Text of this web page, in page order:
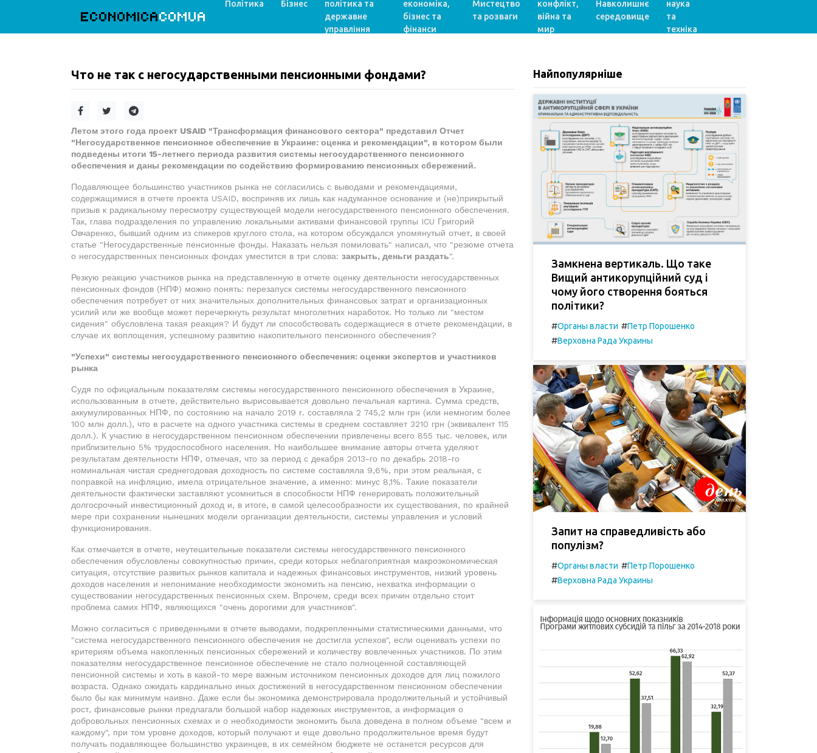
ECONOMICACOMUA
Політика Бізнес
політика та
державне
управління
економіка,
бізнес та
фінанси
Мистецтво
та розваги
конфлікт,
війна та
мир
Навколишнє
середовище
наука
та
техніка
Что не так с негосударственными пенсионными фондами?
Летом этого года проект USAID "Трансформация финансового сектора" представил Отчет
"Негосударственное пенсионное обеспечение в Украине: оценка и рекомендации", в котором были
подведены итоги 15-летнего периода развития системы негосударственного пенсионного
обеспечения и даны рекомендации по содействию формированию пенсионных сбережений.
Подавляющее большинство участников рынка не согласились с выводами и рекомендациями,
содержащимися в отчете проекта USAID, восприняв их лишь как надуманное основание и (не)прикрытый
призыв к радикальному пересмотру существующей модели негосударственного пенсионного обеспечения.
Так, глава подразделения по управлению локальными активами финансовой группы ICU Григорий
Овчаренко, бывший одним из спикеров круглого стола, на котором обсуждался упомянутый отчет, в своей
статье "Негосударственные пенсионные фонды. Наказать нельзя помиловать" написал, что "резюме отчета
о негосударственных пенсионных фондах уместится в три слова: закрыть, деньги раздать".
Резкую реакцию участников рынка на представленную в отчете оценку деятельности негосударственных
пенсионных фондов (НПФ) можно понять: перезапуск системы негосударственного пенсионного
обеспечения потребует от них значительных дополнительных финансовых затрат и организационных
усилий или же вообще может перечеркнуть результат многолетних наработок. Но только ли "местом
сидения" обусловлена такая реакция? И будут ли способствовать содержащиеся в отчете рекомендации, в
случае их воплощения, успешному развитию накопительного пенсионного обеспечения?
"Успехи" системы негосударственного пенсионного обеспечения: оценки экспертов и участников
рынка
Судя по официальным показателям системы негосударственного пенсионного обеспечения в Украине,
использованным в отчете, действительно вырисовывается довольно печальная картина. Сумма средств,
аккумулированных НПФ, по состоянию на начало 2019 г. составляла 2 745,2 млн грн (или немногим более
100 млн долл.), что в расчете на одного участника системы в среднем составляет 3210 грн (эквивалент 115
долл.). К участию в негосударственном пенсионном обеспечении привлечены всего 855 тыс. человек, или
приблизительно 5% трудоспособного населения. Но наибольшее внимание авторы отчета уделяют
результатам деятельности НПФ, отмечая, что за период с декабря 2013-го по декабрь 2018-го
номинальная чистая среднегодовая доходность по системе составляла 9,6%, при этом реальная, с
поправкой на инфляцию, имела отрицательное значение, а именно: минус 8,1%. Такие показатели
деятельности фактически заставляют усомниться в способности НПФ генерировать положительный
долгосрочный инвестиционный доход и, в итоге, в самой целесообразности их существования, по крайней
мере при сохранении нынешних модели организации деятельности, системы управления и условий
функционирования.
Как отмечается в отчете, неутешительные показатели системы негосударственного пенсионного
обеспечения обусловлены совокупностью причин, среди которых неблагоприятная макроэкономическая
ситуация, отсутствие развитых рынков капитала и надежных финансовых инструментов, низкий уровень
доходов населения и непонимание необходимости экономить на пенсию, нехватка информации о
существовании негосударственных пенсионных схем. Впрочем, среди всех причин отдельно стоит
проблема самих НПФ, являющихся "очень дорогими для участников".
Можно согласиться с приведенными в отчете выводами, подкрепленными статистическими данными, что
"система негосударственного пенсионного обеспечения не достигла успехов", если оценивать успехи по
критериям объема накопленных пенсионных сбережений и количеству вовлеченных участников. По этим
показателям негосударственное пенсионное обеспечение не стало полноценной составляющей
пенсионной системы и хоть в какой-то мере важным источником пенсионных доходов для лиц пожилого
возраста. Однако ожидать кардинально иных достижений в негосударственном пенсионном обеспечении
было бы как минимум наивно. Даже если бы экономика демонстрировала продолжительный и устойчивый
рост, финансовые рынки предлагали большой набор надежных инструментов, а информация о
добровольных пенсионных схемах и о необходимости экономить была доведена в полном объеме "всем и
каждому", при том уровне доходов, который получают и еще довольно продолжительное время будут
получать подавляющее большинство украинцев, в их семейном бюджете не останется ресурсов для
Найпопулярніше
Замкнена вертикаль. Що таке
Вищий антикорупційний суд і
чому його створення бояться
політики?
#Органы власти #Петр Порошенко
#Верховна Рада Украины
Запит на справедливість або
популізм?
#Органы власти #Петр Порошенко
#Верховна Рада Украины